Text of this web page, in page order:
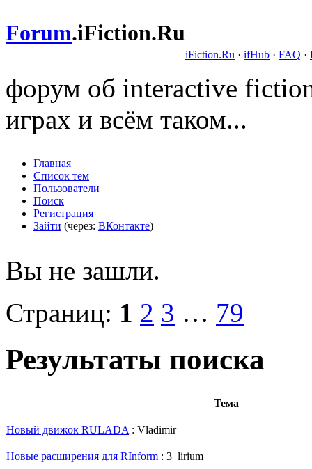
Forum.iFiction.Ru
iFiction.Ru · ifHub · FAQ ·
форум об interactive
играх и всём таком...
Главная
Список тем
Пользователи
Поиск
Регистрация
Зайти (через: ВКонтакте)
Вы не зашли.
Страниц: 1 2 3 … 79
Результаты поиска
Тема
Новый движок RULADA : Vladimir
Новые расширения для RInform : 3_lirium